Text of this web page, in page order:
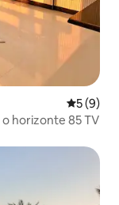
5 de
5 (9)
o horizonte 85 TV